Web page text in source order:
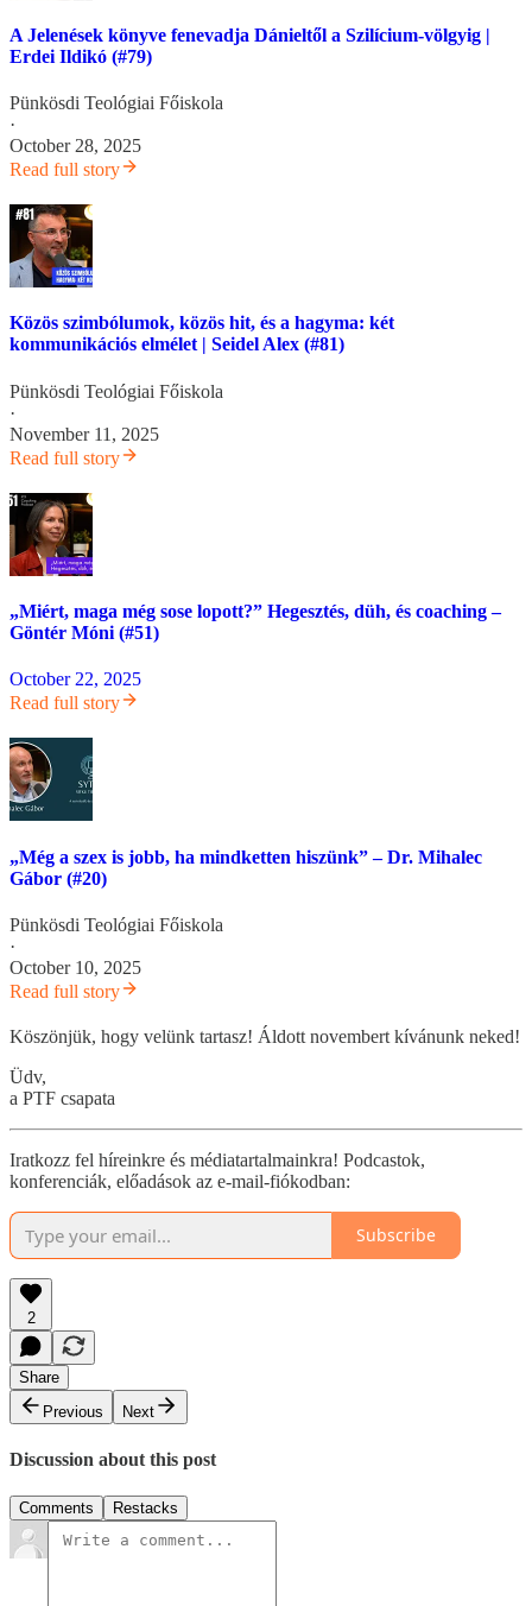
A Jelenések könyve fenevadja Dánieltől a Szilícium-völgyig |
Erdei Ildikó (#79)
Pünkösdi Teológiai Főiskola
·
October 28, 2025
Read full story
Közös szimbólumok, közös hit, és a hagyma: két
kommunikációs elmélet | Seidel Alex (#81)
Pünkösdi Teológiai Főiskola
·
November 11, 2025
Read full story
„Miért, maga még sose lopott?” Hegesztés, düh, és coaching –
Göntér Móni (#51)
October 22, 2025
Read full story
„Még a szex is jobb, ha mindketten hiszünk” – Dr. Mihalec
Gábor (#20)
Pünkösdi Teológiai Főiskola
·
October 10, 2025
Read full story
Köszönjük, hogy velünk tartasz! Áldott novembert kívánunk neked!
Üdv,
a PTF csapata
Iratkozz fel híreinkre és médiatartalmainkra! Podcastok,
konferenciák, előadások az e-mail-fiókodban:
Subscribe
2
Share
Previous
Next
Discussion about this post
Comments Restacks